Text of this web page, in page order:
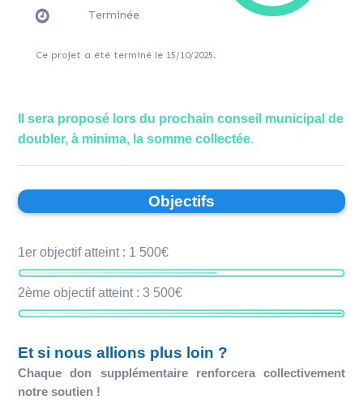
Terminée
Ce projet a été terminé le 15/10/2025.
Il sera proposé lors du prochain conseil municipal de
doubler, à minima, la somme collectée.
Objectifs
1er objectif atteint : 1 500€
2ème objectif atteint : 3 500€
Et si nous allions plus loin ?
Chaque don supplémentaire renforcera collectivement
notre soutien !